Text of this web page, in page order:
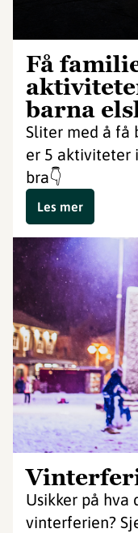
Få
barna
Sliter med å få
er 5 aktiviteter
bra👇
Les mer
Usikker på hva
vinterferien?